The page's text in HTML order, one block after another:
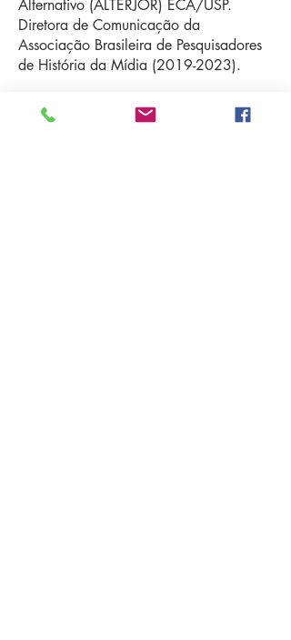
Alternativo (ALTERJOR) ECA/USP.
Diretora de Comunicação da
Associação Brasileira de Pesquisadores
de História da Mídia (2019-2023).
Projeto de pesquisa